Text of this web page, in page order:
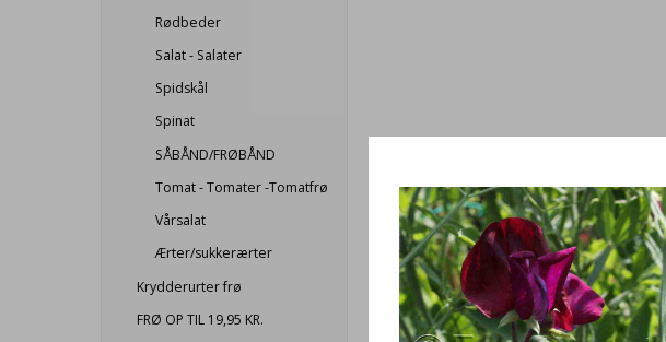
Rødbeder
Salat - Salater
Spidskål
Spinat
SÅBÅND/FRØBÅND
Tomat - Tomater -Tomatfrø
Vårsalat
Ærter/sukkerærter
Krydderurter frø
FRØ OP TIL 19,95 KR.